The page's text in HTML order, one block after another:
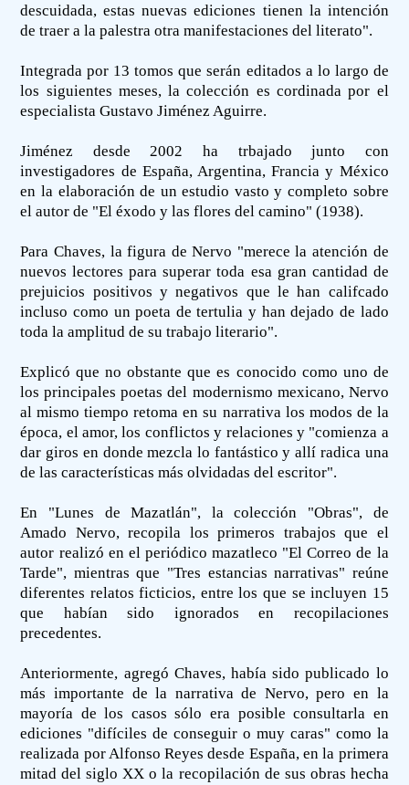
descuidada, estas nuevas ediciones tienen la intención
de traer a la palestra otra manifestaciones del literato".
Integrada por 13 tomos que serán editados a lo largo de
los siguientes meses, la colección es cordinada por el
especialista Gustavo Jiménez Aguirre.
Jiménez desde 2002 ha trbajado junto con
investigadores de España, Argentina, Francia y México
en la elaboración de un estudio vasto y completo sobre
el autor de "El éxodo y las flores del camino" (1938).
Para Chaves, la figura de Nervo "merece la atención de
nuevos lectores para superar toda esa gran cantidad de
prejuicios positivos y negativos que le han califcado
incluso como un poeta de tertulia y han dejado de lado
toda la amplitud de su trabajo literario".
Explicó que no obstante que es conocido como uno de
los principales poetas del modernismo mexicano, Nervo
al mismo tiempo retoma en su narrativa los modos de la
época, el amor, los conflictos y relaciones y "comienza a
dar giros en donde mezcla lo fantástico y allí radica una
de las características más olvidadas del escritor".
En "Lunes de Mazatlán", la colección "Obras", de
Amado Nervo, recopila los primeros trabajos que el
autor realizó en el periódico mazatleco "El Correo de la
Tarde", mientras que "Tres estancias narrativas" reúne
diferentes relatos ficticios, entre los que se incluyen 15
que habían sido ignorados en recopilaciones
precedentes.
Anteriormente, agregó Chaves, había sido publicado lo
más importante de la narrativa de Nervo, pero en la
mayoría de los casos sólo era posible consultarla en
ediciones "difíciles de conseguir o muy caras" como la
realizada por Alfonso Reyes desde España, en la primera
mitad del siglo XX o la recopilación de sus obras hecha